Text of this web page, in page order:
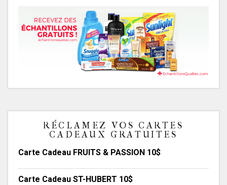
RÉCLAMEZ VOS CARTES
CADEAUX GRATUITES
Carte Cadeau FRUITS & PASSION 10$
Carte Cadeau ST-HUBERT 10$